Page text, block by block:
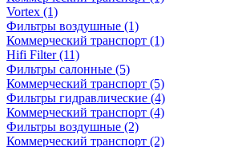
Vortex (1)
Фильтры воздушные (1)
Коммерческий транспорт (1)
Hifi Filter(11)
Фильтры салонные (5)
Коммерческий транспорт (5)
Фильтры гидравлические (4)
Коммерческий транспорт (4)
Фильтры воздушные (2)
Коммерческий транспорт (2)